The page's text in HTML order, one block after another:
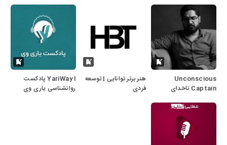
Unconscious
Captain ناخدای
هنر برتر توانایی | توسعه
فردی
YariWay l پادکست
روانشناسی یاری وی